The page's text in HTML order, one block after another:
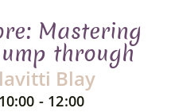
Mastering
through
Blay
- 12:00